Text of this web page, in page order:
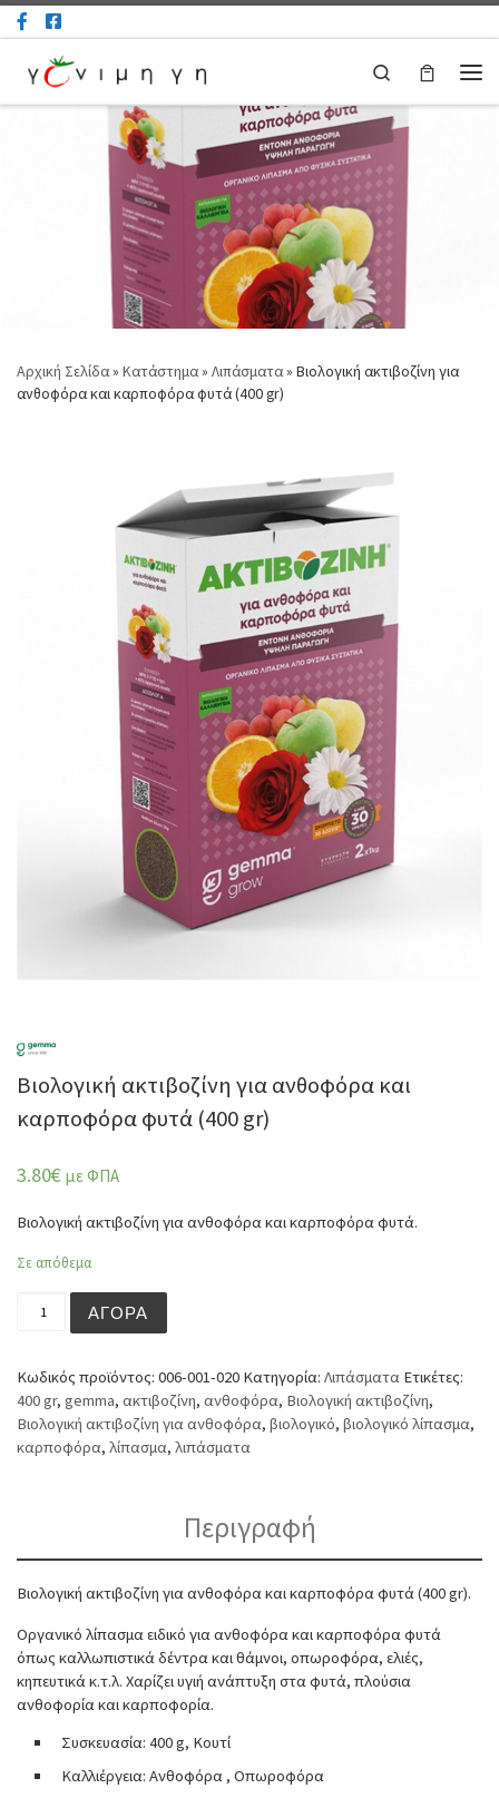
Μετάβαση στο περιεχόμενο
Search
Αρχική Σελίδα» Κατάστημα» Λιπάσματα» Βιολογική ακτιβοζίνη για
ανθοφόρα και καρποφόρα φυτά (400 gr)
Βιολογική ακτιβοζίνη για ανθοφόρα και
καρποφόρα φυτά (400 gr)
3.80€ με ΦΠΑ
Βιολογική ακτιβοζίνη για ανθοφόρα και καρποφόρα φυτά.
Σε απόθεμα
ΑΓΟΡΆ
Κωδικός προϊόντος: 006-001-020 Κατηγορία: Λιπάσματα Ετικέτες:
400 gr, gemma, ακτιβοζίνη, ανθοφόρα, Βιολογική ακτιβοζίνη,
Βιολογική ακτιβοζίνη για ανθοφόρα, βιολογικό, βιολογικό λίπασμα,
καρποφόρα, λίπασμα, λιπάσματα
Περιγραφή
Βιολογική ακτιβοζίνη για ανθοφόρα και καρποφόρα φυτά (400 gr).
Οργανικό λίπασμα ειδικό για ανθοφόρα και καρποφόρα φυτά
όπως καλλωπιστικά δέντρα και θάμνοι, οπωροφόρα, ελιές,
κηπευτικά κ.τ.λ. Χαρίζει υγιή ανάπτυξη στα φυτά, πλούσια
ανθοφορία και καρποφορία.
Συσκευασία: 400 g, Κουτί
Καλλιέργεια: Ανθοφόρα , Οπωροφόρα